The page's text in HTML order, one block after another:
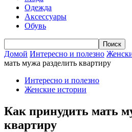
Одежда
Аксессуары
Обувь
Домой Интересно и полезно
мать мужа разделить квартиру
Интересно и полезно
Женские истории
Как принудить мать
квартиру